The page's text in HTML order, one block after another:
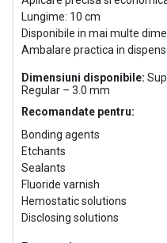
Lungime: 10 cm
Disponibile in mai multe
Ambalare practica in
Dimensiuni disponibile:
Regular – 3.0 mm
Recomandate pentru:
Bonding agents
Etchants
Sealants
Fluoride varnish
Hemostatic solutions
Disclosing solutions